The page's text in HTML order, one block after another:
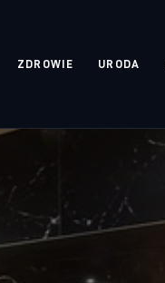
ZDROWIE URODA